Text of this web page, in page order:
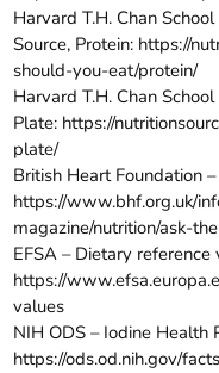
Harvard T.H. Chan
Source, Protein: https://
should-you-eat/protein/
Harvard T.H. Chan
Plate: https://
plate/
British Heart Foundation
https://www.bhf.org.uk/
magazine/nutrition/ask-
EFSA – Dietary reference
https://
values
NIH ODS – Iodine Health
https://ods.od.nih.gov/